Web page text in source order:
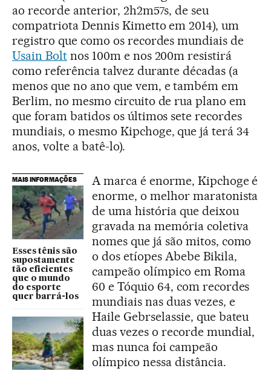
ao recorde anterior, 2h2m57s, de seu
compatriota Dennis Kimetto em 2014), um
registro que como os recordes mundiais de
Usain Boltnos 100m e nos 200m resistirá
como referência talvez durante décadas (a
menos que no ano que vem, e também em
Berlim, no mesmo circuito de rua plano em
que foram batidos os últimos sete recordes
mundiais, o mesmo Kipchoge, que já terá 34
anos, volte a batê-lo).
MAIS INFORMAÇÕES
Esses tênis são
supostamente
tão eficientes
que o mundo
do esporte
quer barrá-los
A marca é enorme, Kipchoge é
enorme, o melhor maratonista
de uma história que deixou
gravada na memória coletiva
nomes que já são mitos, como
o dos etíopes Abebe Bikila,
campeão olímpico em Roma
60 e Tóquio 64, com recordes
mundiais nas duas vezes, e
Haile Gebrselassie, que bateu
duas vezes o recorde mundial,
mas nunca foi campeão
olímpico nessa distância.